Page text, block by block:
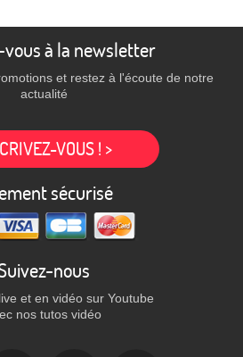
à la newsletter
et restez à l'écoute de notre
actualité
VOUS ! >
sécurisé
nous
et en vidéo sur Youtube
nos tutos vidéo